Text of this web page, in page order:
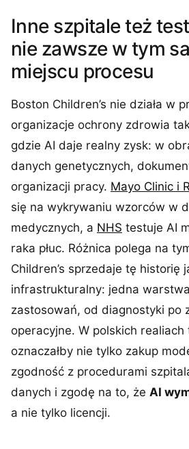
Inne szpitale też
nie zawsze w tym
miejscu procesu
Boston Children’s nie działa w
organizacje ochrony zdrowia
gdzie AI daje realny zysk: w
danych genetycznych,
organizacji pracy. Mayo Clinic i
się na wykrywaniu wzorców w
medycznych, a NHS testuje AI
raka płuc. Różnica polega na
Children’s sprzedaje tę historię
infrastrukturalny: jedna
zastosowań, od diagnostyki po
operacyjne. W polskich realiach
oznaczałby nie tylko zakup
zgodność z procedurami
danych i zgodę na to, że AI
a nie tylko licencji.